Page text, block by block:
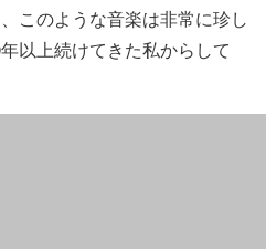
このような音楽は非常に珍し
以上続けてきた私からして